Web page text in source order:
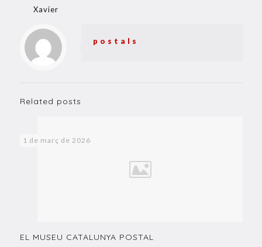
Xavier
postals
Related posts
1 de març de 2026
EL MUSEU CATALUNYA POSTAL